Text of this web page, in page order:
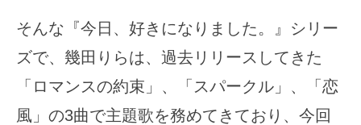
そんな『今日、好きになりました。』シリー
ズで、幾田りらは、過去リリースしてきた
「ロマンスの約束」、「スパークル」、「恋
風」の3曲で主題歌を務めてきており、今回